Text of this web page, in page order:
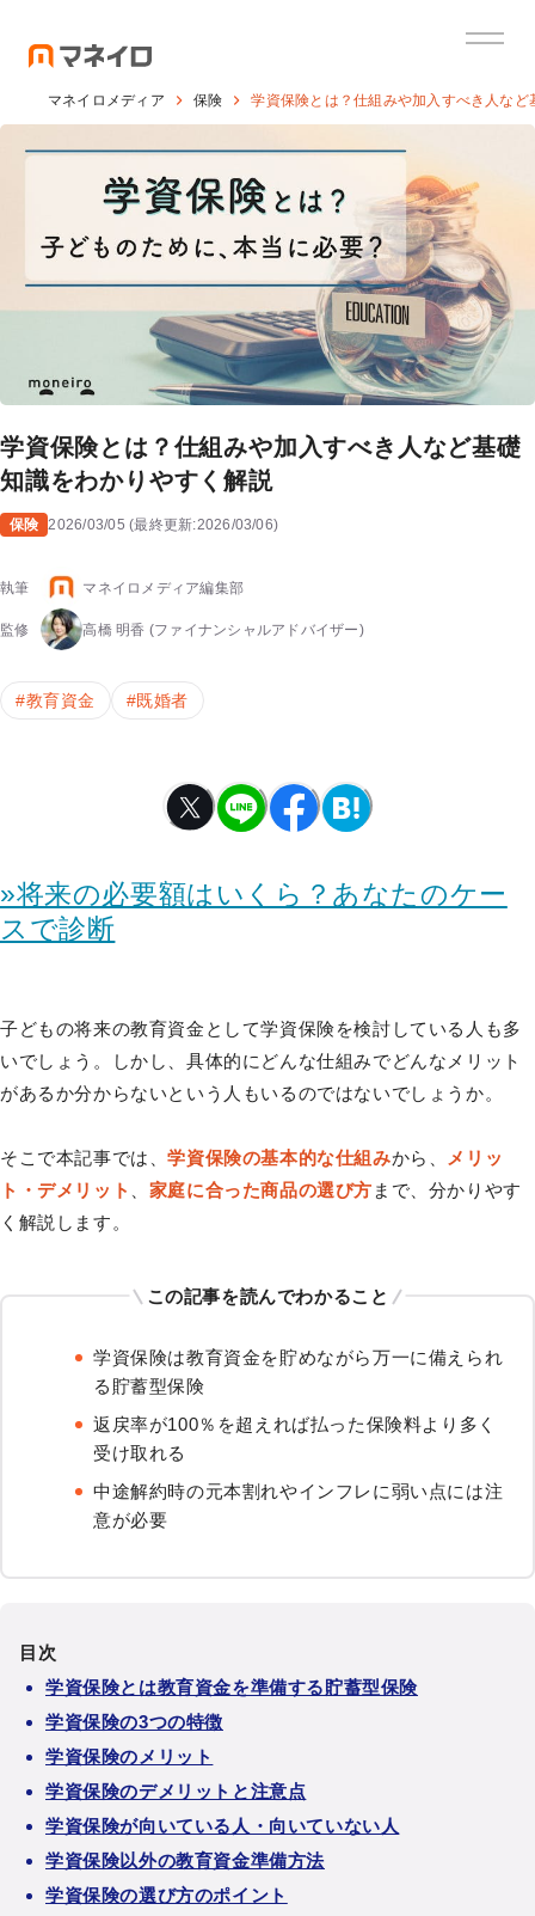
マネイロメディア 保険 学資保険とは？仕組みや加入すべき人な
学資保険とは？仕組みや加入すべき人など基礎
知識をわかりやすく解説
保険 2026/03/05 (最終更新:2026/03/06)
執筆 マネイロメディア編集部
監修 高橋 明香 (ファイナンシャルアドバイザー)
#教育資金 #既婚者
»将来の必要額はいくら？あなたのケー
スで診断
子どもの将来の教育資金として学資保険を検討している人も多
いでしょう。しかし、具体的にどんな仕組みでどんなメリット
があるか分からないという人もいるのではないでしょうか。
そこで本記事では、学資保険の基本的な仕組みから、
メリッ
ト・デメリット
家庭に合った商品の選び方 まで、分かりやす
く解説します。
この記事を読んでわかること
学資保険は教育資金を貯めながら万一に備えられ
る貯蓄型保険
返戻率が100％を超えれば払った保険料より多く
受け取れる
中途解約時の元本割れやインフレに弱い点には注
意が必要
目次
学資保険とは教育資金を準備する貯蓄型保険
学資保険の3つの特徴
学資保険のメリット
学資保険のデメリットと注意点
学資保険が向いている人・向いていない人
学資保険以外の教育資金準備方法
学資保険の選び方のポイント